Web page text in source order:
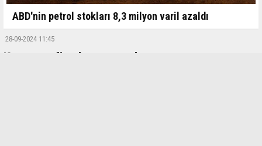
ABD'nin petrol stokları 8,3 milyon varil azaldı
28-09-2024 11:45
Kırmızı et fiyatları ateş pahası